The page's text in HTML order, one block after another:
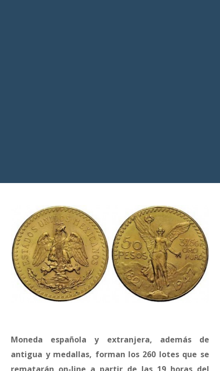
Moneda española y extranjera, además de
antigua y medallas, forman los 260 lotes que se